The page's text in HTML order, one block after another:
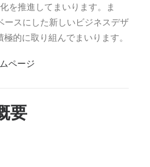
を推進してまいります。ま
ースにした新しいビジネスデザ
的に取り組んでまいります。
ページ
要